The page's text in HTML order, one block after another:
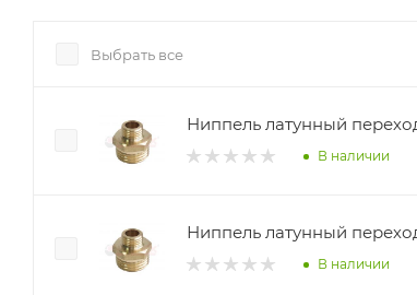
Выбрать все
Ниппель латунный
В наличии
Ниппель латунный
В наличии